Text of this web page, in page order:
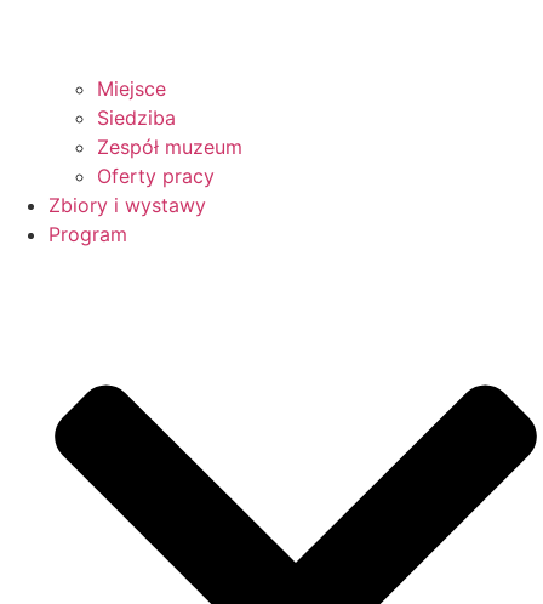
Miejsce
Siedziba
Zespół muzeum
Oferty pracy
Zbiory i wystawy
Program